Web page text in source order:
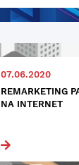
07.06.2020
REMARKETING
NA INTERNET